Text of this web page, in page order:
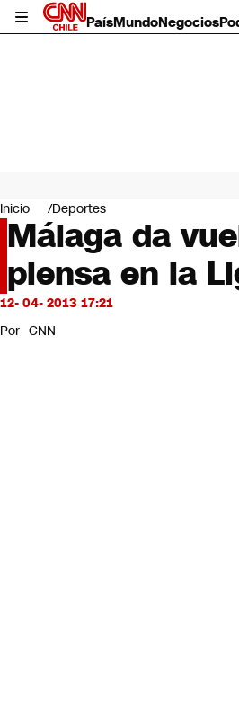
PaísMundoNegocios
Mundo
Negocios
Deportes
Programas completos
Cultura
Servicios
Bits
CNN Data
Inicio Deportes
Málaga da
piensa en la
12- 04- 2013 17:21
Por CNN